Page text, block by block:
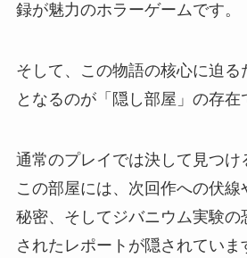
録が魅力のホラーゲームです。
そして、この物語の核心に迫る
となるのが「隠し部屋」の存在
通常のプレイでは決して見つけ
この部屋には、次回作への伏
秘密、そしてジバニウム実験の
されたレポートが隠されていま